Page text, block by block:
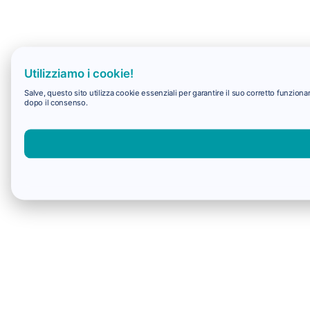
Utilizziamo i cookie!
Salve, questo sito utilizza cookie essenziali per garantire il suo corretto
dopo il consenso.